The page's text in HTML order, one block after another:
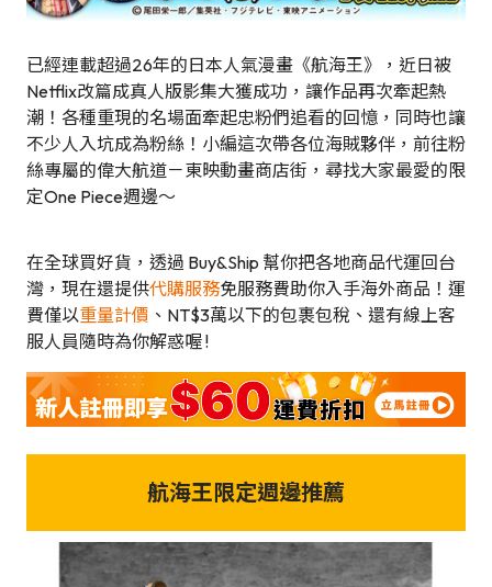
已經連載超過26年的日本人氣漫畫《航海王》，近日被
Netflix改篇成真人版影集大獲成功，讓作品再次牽起熱
潮！各種重現的名場面牽起忠粉們追看的回憶，同時也讓
不少人入坑成為粉絲！小編這次帶各位海賊夥伴，前往粉
絲專屬的偉大航道－東映動畫商店街，尋找大家最愛的限
定One Piece週邊～
在全球買好貨，透過 Buy&Ship 幫你把各地商品代運回台
灣，現在還提供代購服務免服務費助你入手海外商品！運
費僅以重量計價 、NT$3萬以下的包裹包稅、還有線上客
服人員隨時為你解惑喔 !
航海王限定週邊推薦